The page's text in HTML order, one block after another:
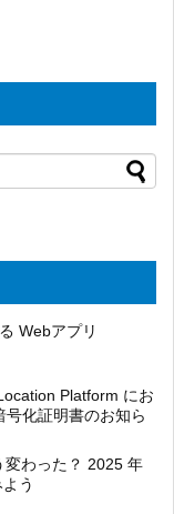
Webアプリ
Platform にお
号化証明書のお知ら
変わった？ 2025 年
う